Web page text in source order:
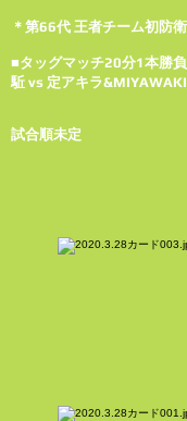
＊第66代 王者チーム初防
■タッグマッチ20分1本
駈 vs 定アキラ&MIYAWAKI
試合順未定